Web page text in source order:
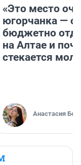
«Это место
югорчанка — о
бюджетно
на Алтае и
стекается
Анастасия